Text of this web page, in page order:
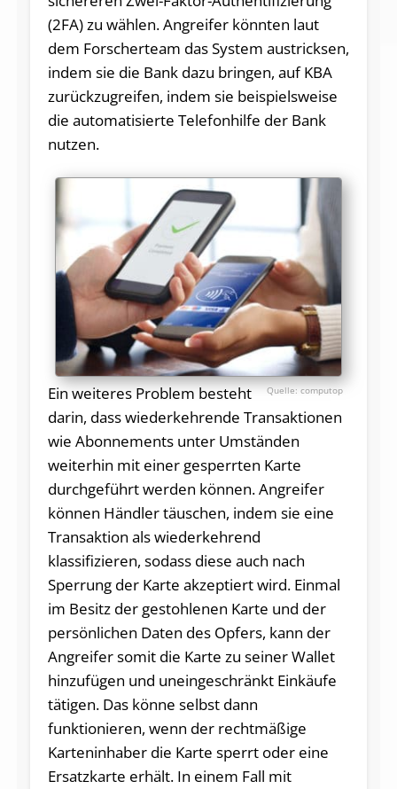
(2FA) zu wählen. Angreifer könnten laut
dem Forscherteam das System austricksen,
indem sie die Bank dazu bringen, auf KBA
zurückzugreifen, indem sie beispielsweise
die automatisierte Telefonhilfe der Bank
nutzen.
computop
Ein weiteres Problem besteht
darin, dass wiederkehrende Transaktionen
wie Abonnements unter Umständen
weiterhin mit einer gesperrten Karte
durchgeführt werden können. Angreifer
können Händler täuschen, indem sie eine
Transaktion als wiederkehrend
klassifizieren, sodass diese auch nach
Sperrung der Karte akzeptiert wird. Einmal
im Besitz der gestohlenen Karte und der
persönlichen Daten des Opfers, kann der
Angreifer somit die Karte zu seiner Wallet
hinzufügen und uneingeschränkt Einkäufe
tätigen. Das könne selbst dann
funktionieren, wenn der rechtmäßige
Karteninhaber die Karte sperrt oder eine
Ersatzkarte erhält. In einem Fall mit